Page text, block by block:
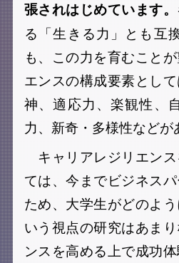
張されはじめています。
る「生きる力」とも互
も、この力を育むこと
エンスの構成要素とし
神、適応力、楽観性、
力、新奇・多様性などが
キャリアレジリエン
ては、今までビジネス
ため、大学生がどのよ
いう視点の研究はあま
ンスを高める上で成功